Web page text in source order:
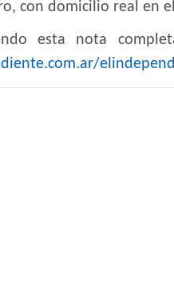
con domicilio real en
esta nota